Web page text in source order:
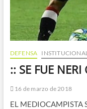
DEFENSA
:: SE FUE
16 de marzo de 2018
EL MEDIOCAMPISTA